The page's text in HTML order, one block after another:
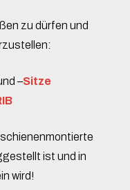
zu dürfen und
–Sitze
ist und in
wird!